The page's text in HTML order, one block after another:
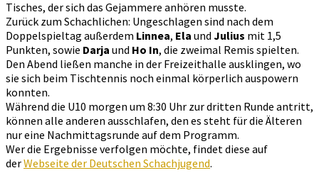
Tisches, der sich das Gejammere anhören musste.
Zurück zum Schachlichen: Ungeschlagen sind nach dem
Doppelspieltag außerdem Linnea, Ela und Julius mit 1,5
Punkten, sowie Darja und Ho In, die zweimal Remis spielten.
Den Abend ließen manche in der Freizeithalle ausklingen, wo
sie sich beim Tischtennis noch einmal körperlich auspowern
konnten.
Während die U10 morgen um 8:30 Uhr zur dritten Runde antritt,
können alle anderen ausschlafen, den es steht für die Älteren
nur eine Nachmittagsrunde auf dem Programm.
Wer die Ergebnisse verfolgen möchte, findet diese auf
derWebseite der Deutschen Schachjugend.